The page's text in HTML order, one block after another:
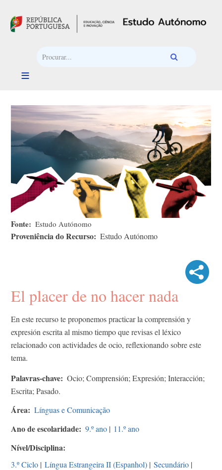
Fonte Estudo Autónomo
Proveniência do Recurso Estudo Autónomo
El placer de no hacer nada
En este recurso te proponemos practicar la comprensión y
expresión escrita al mismo tiempo que revisas el léxico
relacionado con actividades de ocio, reflexionando sobre este
tema.
Palavras-chave
Ocio; Comprensión; Expresión; Interacción;
Escrita; Pasado.
Área Línguas e Comunicação
Ano de escolaridade 9.º ano | 11.º ano
Nível/Disciplina
3.º Ciclo | Língua Estrangeira II (Espanhol) | Secundário |